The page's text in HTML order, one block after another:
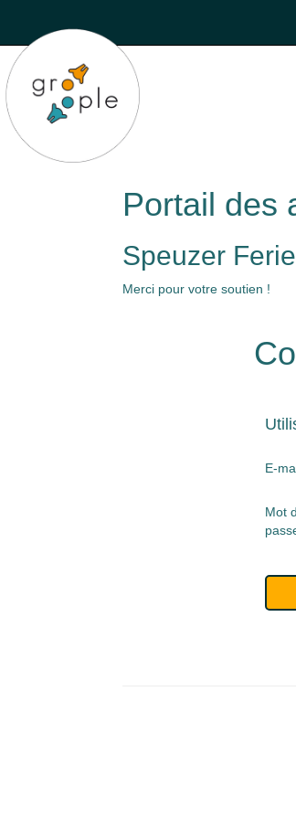
Portail des
Speuzer
Merci pour votre soutien !
E-
Mot